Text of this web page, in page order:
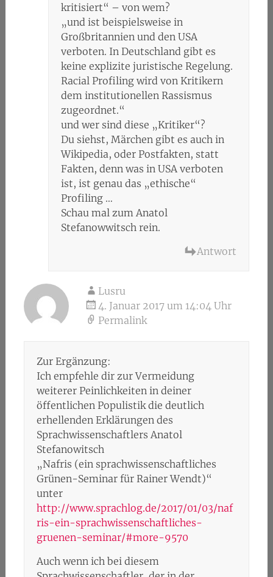
kritisiert“ – von wem?
„und ist beispielsweise in
Großbritannien und den USA
verboten. In Deutschland gibt es
keine explizite juristische Regelung.
Racial Profiling wird von Kritikern
dem institutionellen Rassismus
zugeordnet.“
und wer sind diese „Kritiker“?
Du siehst, Märchen gibt es auch in
Wikipedia, oder Postfakten, statt
Fakten, denn was in USA verboten
ist, ist genau das „ethische“
Profiling …
Schau mal zum Anatol
Stefanowwitsch rein.
Antwort
Lusru
4. Januar 2017 um 14:04 Uhr
Permalink
Zur Ergänzung:
Ich empfehle dir zur Vermeidung
weiterer Peinlichkeiten in deiner
öffentlichen Populistik die deutlich
erhellenden Erklärungen des
Sprachwissenschaftlers Anatol
Stefanowitsch
„Nafris (ein sprachwissenschaftliches
Grünen-Seminar für Rainer Wendt)“
unter
http://www.sprachlog.de/2017/01/03/naf
ris-ein-sprachwissenschaftliches-
gruenen-seminar/#more-9570
Auch wenn ich bei diesem